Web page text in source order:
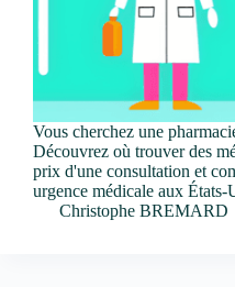
Vous cherchez une
Découvrez où trouver des
prix d'une consultation et
urgence médicale aux États-
Christophe BREMARD